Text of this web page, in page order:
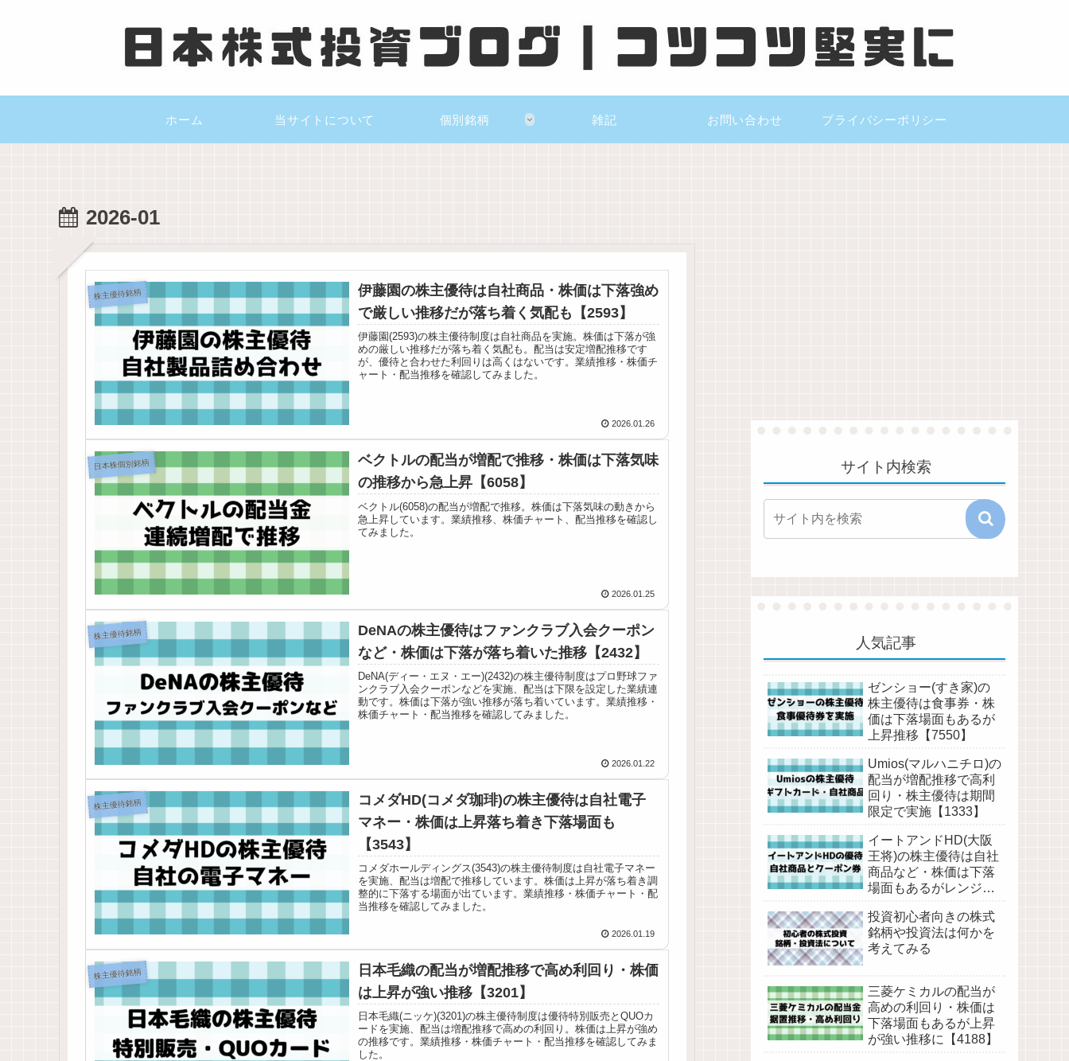
ホーム 当サイトについて 個別銘柄 雑記 お問い合わせ プライバシーポリシー
2026-01
株主優待銘柄
伊藤園の株主優待は自社商品・株価は下落強め
で厳しい推移だが落ち着く気配も【2593】
伊藤園(2593)の株主優待制度は自社商品を実施。株価は下落が強
めの厳しい推移だが落ち着く気配も。配当は安定増配推移です
が、優待と合わせた利回りは高くはないです。業績推移・株価チ
ャート・配当推移を確認してみました。
2026.01.26
日本株個別銘柄
ベクトルの配当が増配で推移・株価は下落気味
の推移から急上昇【6058】
ベクトル(6058)の配当が増配で推移。株価は下落気味の動きから
急上昇しています。業績推移、株価チャート、配当推移を確認し
てみました。
2026.01.25
株主優待銘柄
DeNAの株主優待はファンクラブ入会クーポン
など・株価は下落が落ち着いた推移【2432】
DeNA(ディー・エヌ・エー)(2432)の株主優待制度はプロ野球ファ
ンクラブ入会クーポンなどを実施、配当は下限を設定した業績連
動です。株価は下落が強い推移が落ち着いています。業績推移・
株価チャート・配当推移を確認してみました。
2026.01.22
株主優待銘柄
コメダHD(コメダ珈琲)の株主優待は自社電子
マネー・株価は上昇落ち着き下落場面も
【3543】
コメダホールディングス(3543)の株主優待制度は自社電子マネー
を実施、配当は増配で推移しています。株価は上昇が落ち着き調
整的に下落する場面が出ています。業績推移・株価チャート・配
当推移を確認してみました。
2026.01.19
株主優待銘柄
日本毛織の配当が増配推移で高め利回り・株価
は上昇が強い推移【3201】
日本毛織(ニッケ)(3201)の株主優待制度は優待特別販売とQUOカ
ードを実施、配当は増配推移で高めの利回り。株価は上昇が強め
の推移です。業績推移・株価チャート・配当推移を確認してみま
した。
サイト内検索
人気記事
ゼンショー(すき家)の
株主優待は食事券・株
価は下落場面もあるが
上昇推移【7550】
Umios(マルハニチロ)の
配当が増配推移で高利
回り・株主優待は期間
限定で実施【1333】
イートアンドHD(大阪
王将)の株主優待は自社
商品など・株価は下落
場面もあるがレンジ気
投資初心者向きの株式
銘柄や投資法は何かを
考えてみる
三菱ケミカルの配当が
高めの利回り・株価は
下落場面もあるが上昇
が強い推移に【4188】